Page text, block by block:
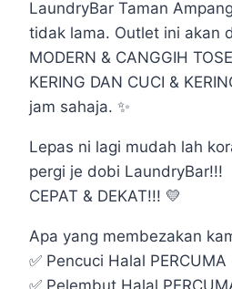
LaundryBar Taman
tidak lama. Outlet ini akan
MODERN & CANGGIH
KERING DAN CUCI &
jam sahaja. ✨
Lepas ni lagi mudah lah
pergi je dobi LaundryBar!!!
CEPAT & DEKAT!!! 💛
Apa yang membezakan
✅ Pencuci Halal
✅ Pelembut Halal